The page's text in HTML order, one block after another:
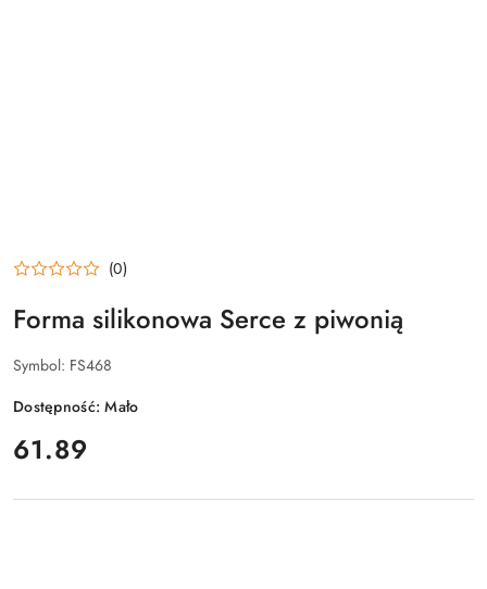
(0)
Forma silikonowa Serce z piwonią
Symbol: FS468
Dostępność:Mało
cena:
61.89